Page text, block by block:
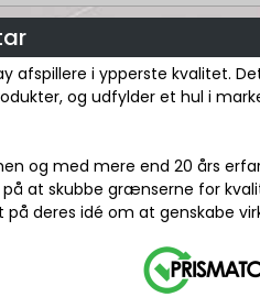
afspillere i ypperste kvalitet.
og udfylder et hul i
og med mere end 20 års
at skubbe grænserne for
deres idé om at genskabe